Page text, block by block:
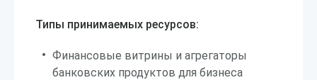
Типы принимаемых ресурсов:
Финансовые витрины и агрегаторы
банковских продуктов для бизнеса